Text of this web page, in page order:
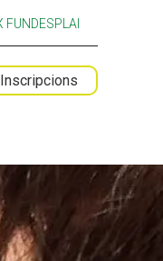
FUNDESPLAI
Inscripcions